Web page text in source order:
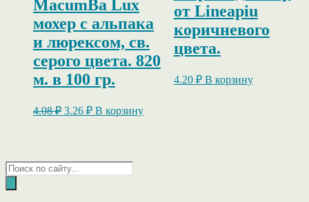
MacumBa Lux
мохер с альпака
и люрексом, св.
серого цвета. 820
м. в 100 гр.
4.08₽ Первоначальная
3.26 ₽Текущая
цена:
В корзину
от Lineapiu
коричневого
цвета.
4.20 ₽ В корзину
Поиск
товаров